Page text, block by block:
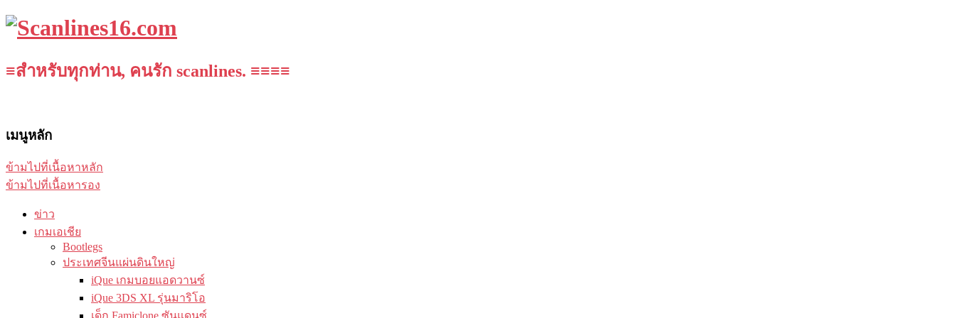
≡สำหรับทุกท่าน, คนรัก scanlines. ≡≡≡≡
เมนูหลัก
ข้ามไปที่เนื้อหาหลัก
ข้ามไปที่เนื้อหารอง
ข่าว
เกมเอเชีย
Bootlegs
ประเทศจีนแผ่นดินใหญ่
iQue เกมบอยแอดวานซ์
iQue 3DS XL รุ่นมาริโอ